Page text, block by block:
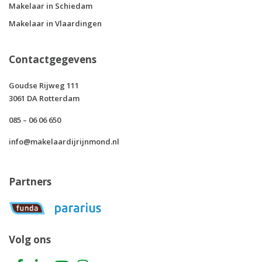
Makelaar in Schiedam
Makelaar in Vlaardingen
Contactgegevens
Goudse Rijweg 111
3061 DA Rotterdam
085 – 06 06 650
info@makelaardijrijnmond.nl
Partners
Volg ons